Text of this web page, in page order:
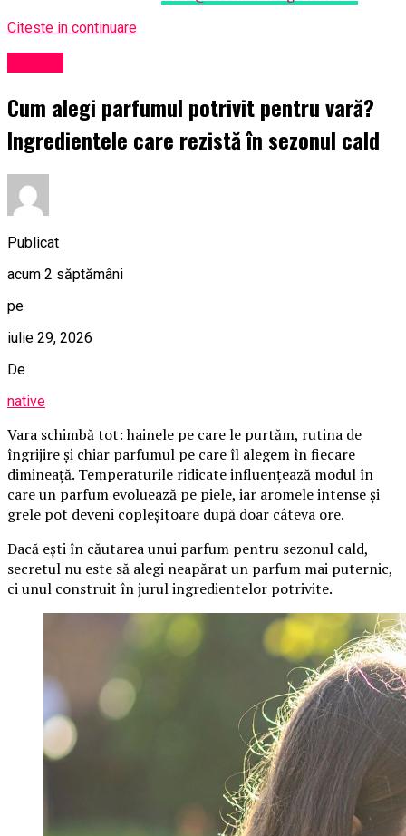
Citeste in continuare
Cum alegi parfumul potrivit pentru vară?
Ingredientele care rezistă în sezonul cald
Publicat
acum 2 săptămâni
pe
iulie 29, 2026
De
native
Vara schimbă tot: hainele pe care le purtăm, rutina de
îngrijire și chiar parfumul pe care îl alegem în fiecare
dimineață. Temperaturile ridicate influențează modul în
care un parfum evoluează pe piele, iar aromele intense și
grele pot deveni copleșitoare după doar câteva ore.
Dacă ești în căutarea unui parfum pentru sezonul cald,
secretul nu este să alegi neapărat un parfum mai puternic,
ci unul construit în jurul ingredientelor potrivite.